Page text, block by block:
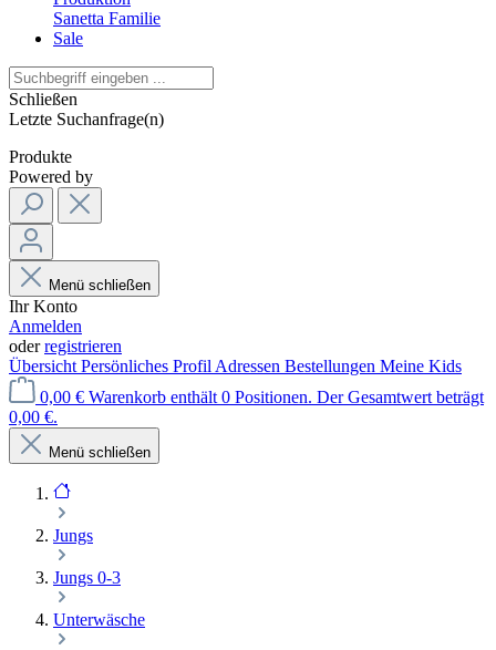
Sanetta Familie
Sale
Schließen
Letzte Suchanfrage(n)
Produkte
Powered by
Menü schließen
Ihr Konto
Anmelden
oderregistrieren
Übersicht Persönliches Profil Adressen Bestellungen Meine Kids
0,00 € Warenkorb enthält 0 Positionen. Der Gesamtwert beträgt
0,00 €.
Menü schließen
Jungs
Jungs 0-3
Unterwäsche